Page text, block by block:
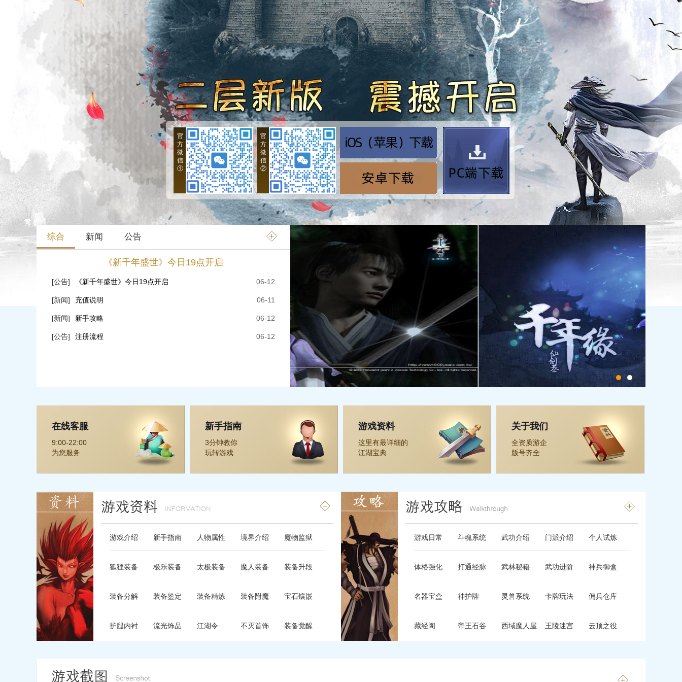
官
方
微
信
①
官
方
微
信
②
综合 新闻 公告
《新千年盛世》今日19点开启
[公告] 《新千年盛世》今日19点开启 06-12
[新闻] 充值说明 06-11
[新闻] 新手攻略 06-12
[公告] 注册流程 06-12
在线客服
9:00-22:00
为您服务
新手指南
3分钟教你
玩转游戏
游戏资料
这里有最详细的
江湖宝典
关于我们
全资质游企
版号齐全
游戏介绍 新手指南 人物属性 境界介绍 魔物监狱
狐狸装备 极乐装备 太极装备 魔人装备 装备升段
装备分解 装备鉴定 装备精炼 装备附魔 宝石镶嵌
护腿内衬 流光饰品 江湖令 不灭首饰 装备觉醒
游戏日常 斗魂系统 武功介绍 门派介绍 个人试炼
体格强化 打通经脉 武林秘籍 武功进阶 神兵御盒
名器宝盒 神护牌 灵兽系统 卡牌玩法 佣兵仓库
藏经阁 帝王石谷 西域魔人屋 王陵迷宫 云顶之役